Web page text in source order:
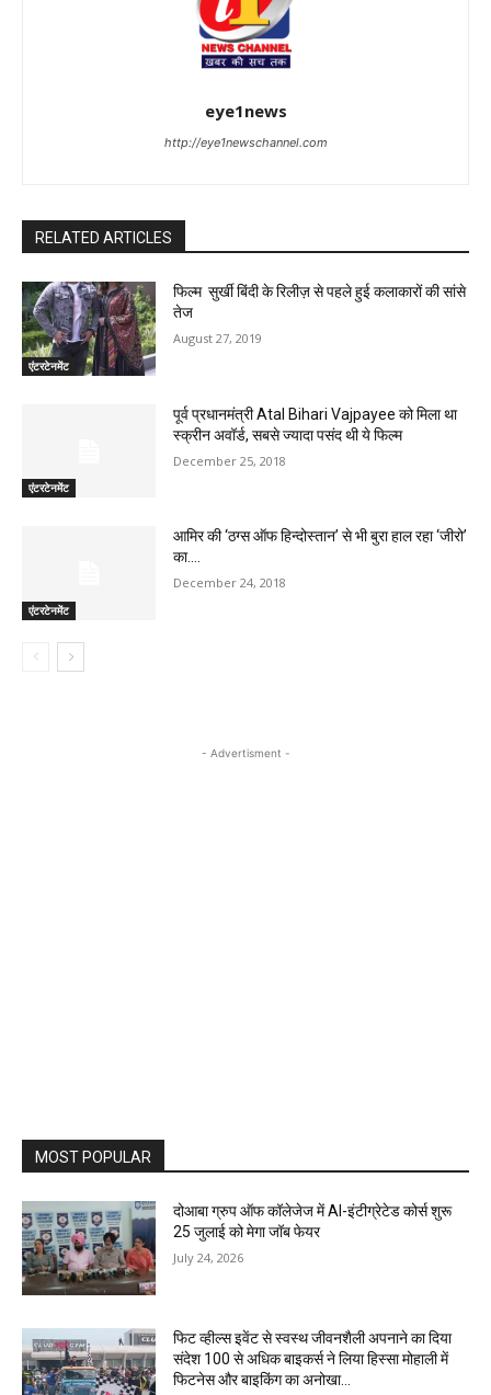
eye1news
http://eye1newschannel.com
RELATED ARTICLES
एंटरटेनमेंट
फिल्म सुर्खी बिंदी के रिलीज़ से पहले हुई कलाकारों की सांसे
तेज
August 27, 2019
एंटरटेनमेंट
पूर्व प्रधानमंत्री Atal Bihari Vajpayee को मिला था
स्क्रीन अवॉर्ड, सबसे ज्यादा पसंद थी ये फिल्म
December 25, 2018
एंटरटेनमेंट
आमिर की ‘ठग्स ऑफ हिन्दोस्तान’ से भी बुरा हाल रहा ‘जीरो’
का….
December 24, 2018
- Advertisment -
MOST POPULAR
दोआबा ग्रुप ऑफ कॉलेजेज में AI-इंटीग्रेटेड कोर्स शुरू
25 जुलाई को मेगा जॉब फेयर
July 24, 2026
फिट व्हील्स इवेंट से स्वस्थ जीवनशैली अपनाने का दिया
संदेश 100 से अधिक बाइकर्स ने लिया हिस्सा मोहाली में
फिटनेस और बाइकिंग का अनोखा...